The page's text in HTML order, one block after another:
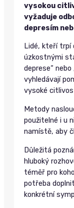
vysokou
vyžaduje
depresím
Lidé, kteří trpí
úzkostnými
deprese“
vyhledávají
vysoké
Metody
použitelné i u
namístě, aby
Důležitá
hluboký
téměř pro
potřeba
konkrétní